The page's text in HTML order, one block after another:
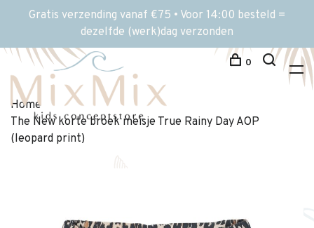
Gratis verzending vanaf €75 • Voor 14:00 besteld =
dezelfde (werk)dag verzonden
0
Home
The New korte broek meisje True Rainy Day AOP
(leopard print)